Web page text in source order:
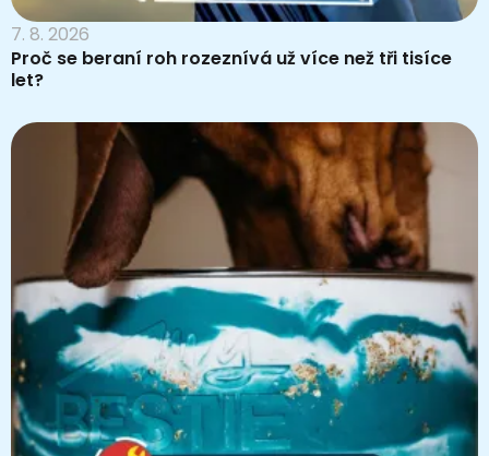
7. 8. 2026
Proč se beraní roh rozeznívá už více než tři tisíce
let?